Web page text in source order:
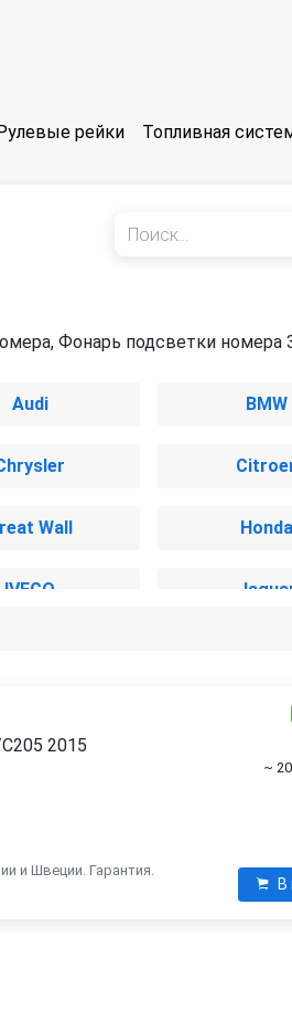
Рулевые рейки Топливная
Фонарь подсветки номера
Audi BMW
Wall Honda
IVECO
2015
и Швеции. Гарантия.
~
В